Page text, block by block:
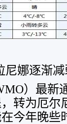
尼娜逐渐
）最新
转为厄尔
今年晚些